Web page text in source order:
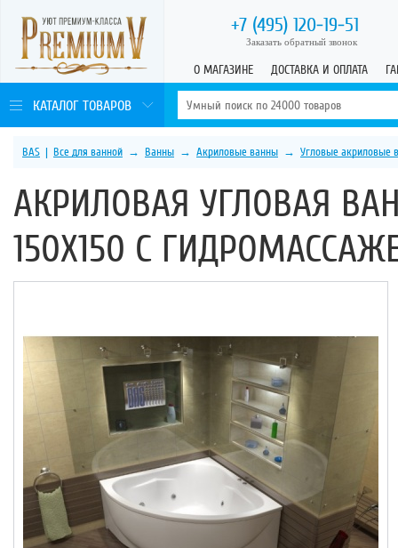
+7 (495) 120-19-51
Заказать обратный звонок
О МАГАЗИНЕ ДОСТАВКА И ОПЛАТА
КАТАЛОГ ТОВАРОВ
BAS | Все для ванной → Ванны → Акриловые ванны → Угловые акриловые
АКРИЛОВАЯ УГЛОВАЯ
150Х150 C